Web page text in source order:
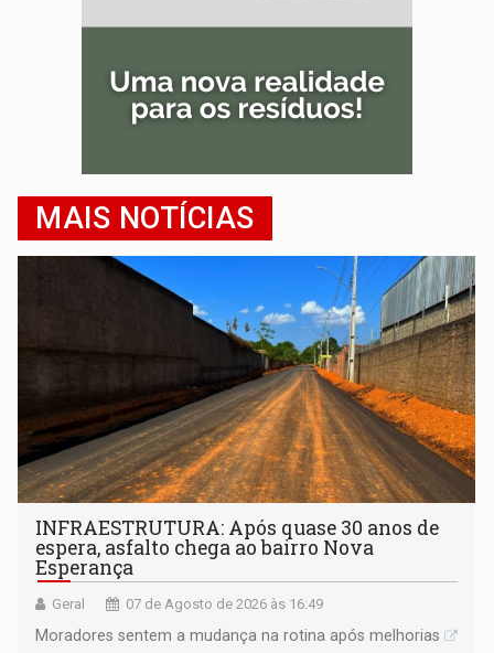
MAIS NOTÍCIAS
INFRAESTRUTURA: Após quase 30 anos de
espera, asfalto chega ao bairro Nova
Esperança
Geral 07 de Agosto de 2026 às 16:49
Moradores sentem a mudança na rotina após melhorias